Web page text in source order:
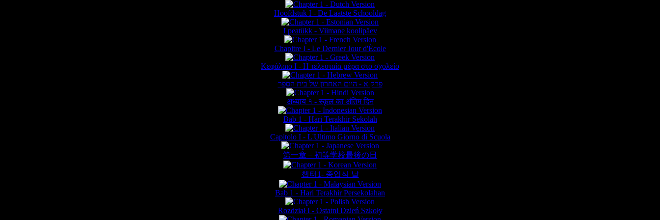
Hoofdstuk I - De Laatste Schooldag
I peatükk - Viimane koolipäev
Chapitre I - Le Dernier Jour d'École
Κεφάλαιο Ι - Η τελευταία μέρα στο σχολείο
פרק א - היום האחרון של בית הספר
अध्याय १ - स्कूल का अंतिम दिन
Bab 1 - Hari Terakhir Sekolah
Capitolo I - L'Ultimo Giorno di Scuola
第一章 – 初等学校最後の日
챕터1- 종업식 날
Bab 1 - Hari Terakhir Persekolahan
Rozdział I - Ostatni Dzień Szkoły